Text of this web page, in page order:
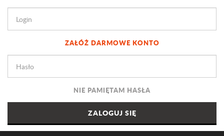
ZAŁÓŻ DARMOWE KONTO
NIE PAMIĘTAM HASŁA